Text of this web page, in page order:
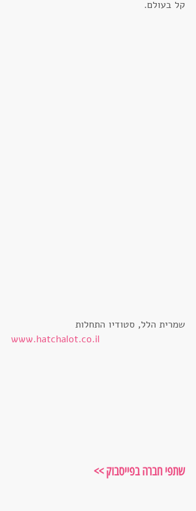
קל בעולם.
שמרית הלל, סטודיו התחלות
www.hatchalot.co.il
שתפי חברה בפייסבוק >>